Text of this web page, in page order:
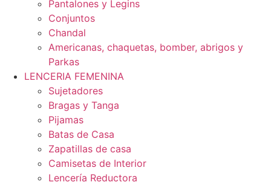
Pantalones y Legins
Conjuntos
Chandal
Americanas, chaquetas, bomber, abrigos y
Parkas
LENCERIA FEMENINA
Sujetadores
Bragas y Tanga
Pijamas
Batas de Casa
Zapatillas de casa
Camisetas de Interior
Lencería Reductora